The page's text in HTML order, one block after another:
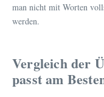
man nicht mit Worten
werden.
Vergleich der
passt am